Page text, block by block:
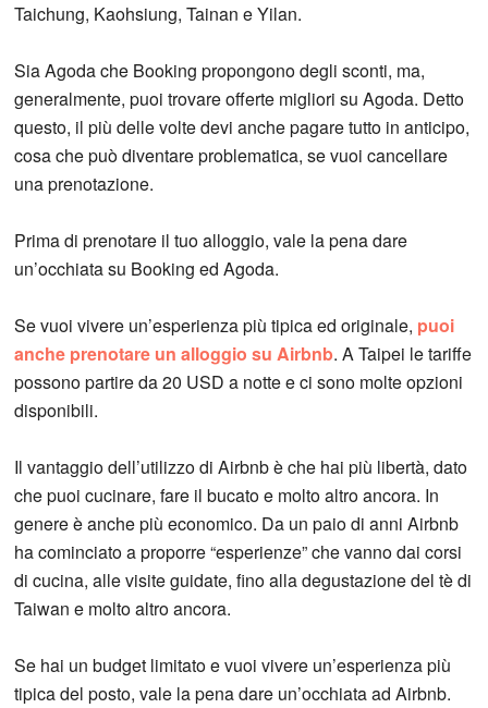
Taichung, Kaohsiung, Tainan e Yilan.
Sia Agoda che Booking propongono degli sconti, ma,
generalmente, puoi trovare offerte migliori su Agoda. Detto
questo, il più delle volte devi anche pagare tutto in anticipo,
cosa che può diventare problematica, se vuoi cancellare
una prenotazione.
Prima di prenotare il tuo alloggio, vale la pena dare
un’occhiata su Booking ed Agoda.
Se vuoi vivere un’esperienza più tipica ed originale, puoi
anche prenotare un alloggio su Airbnb. A Taipei le tariffe
possono partire da 20 USD a notte e ci sono molte opzioni
disponibili.
Il vantaggio dell’utilizzo di Airbnb è che hai più libertà, dato
che puoi cucinare, fare il bucato e molto altro ancora. In
genere è anche più economico. Da un paio di anni Airbnb
ha cominciato a proporre “esperienze” che vanno dai corsi
di cucina, alle visite guidate, fino alla degustazione del tè di
Taiwan e molto altro ancora.
Se hai un budget limitato e vuoi vivere un’esperienza più
tipica del posto, vale la pena dare un’occhiata ad Airbnb.